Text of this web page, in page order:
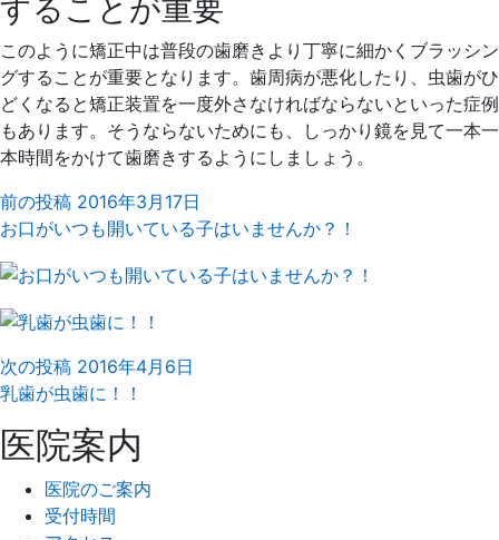
することが重要
このように矯正中は普段の歯磨きより丁寧に細かくブラッシン
グすることが重要となります。歯周病が悪化したり、虫歯がひ
どくなると矯正装置を一度外さなければならないといった症例
もあります。そうならないためにも、しっかり鏡を見て一本一
本時間をかけて歯磨きするようにしましょう。
前の投稿 2016年3月17日
お口がいつも開いている子はいませんか？！
次の投稿 2016年4月6日
乳歯が虫歯に！！
医院案内
医院のご案内
受付時間